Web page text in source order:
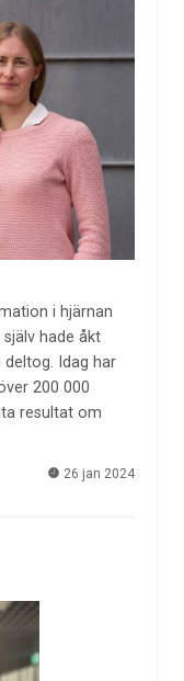
i hjärnan
hade åkt
Idag har
200 000
resultat om
26 jan 2024